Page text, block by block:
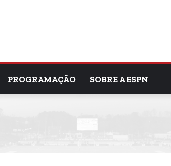
PROGRAMAÇÃO SOBRE A ESPN